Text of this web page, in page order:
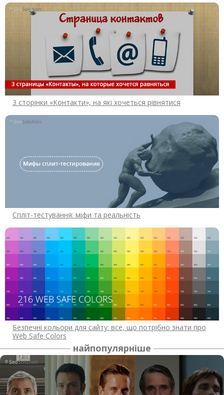
3 сторінки «Контакти», на які хочеться рівнятися
Спліт-тестування: міфи та реальність
Безпечні кольори для сайту: все, що потрібно знати про
Web Safe Colors
найпопулярніше